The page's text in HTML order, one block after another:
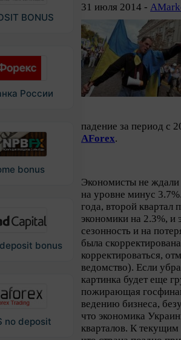
BONUS
России
bonus
bonus
no deposit
31 июля 2014 -
падение за период с
AForex.
Экономисты не ждали
на уровне минус
года, второй квартал
экономики на 2.3%, и
сезонность и на
была
корректироваться,
ведомство). Если
картинка будет еще
пожирающая
ведению бизнеса,
что экономика
кварталов. К